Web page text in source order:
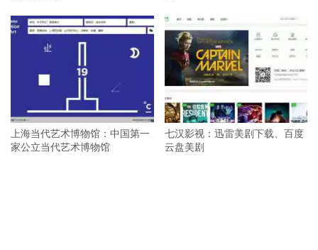
上海当代艺术博物馆：中国第一
家公立当代艺术博物馆
七汉影视：迅雷美剧下载、百度
云盘美剧